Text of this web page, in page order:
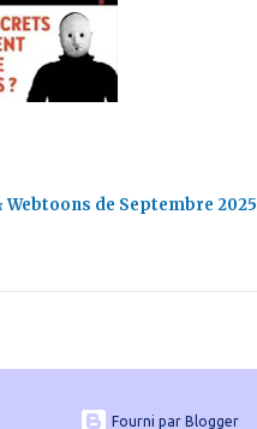
de Septembre 2025
Fourni par Blogger